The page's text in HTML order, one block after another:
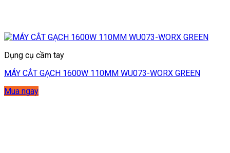
Dụng cụ cầm tay
MÁY CẮT GẠCH 1600W 110MM WU073-WORX GREEN
Mua ngay